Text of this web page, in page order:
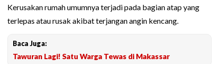
Kerusakan rumah umumnya terjadi pada bagian atap yang
terlepas atau rusak akibat terjangan angin kencang.
Baca Juga:
Tawuran Lagi! Satu Warga Tewas di Makassar